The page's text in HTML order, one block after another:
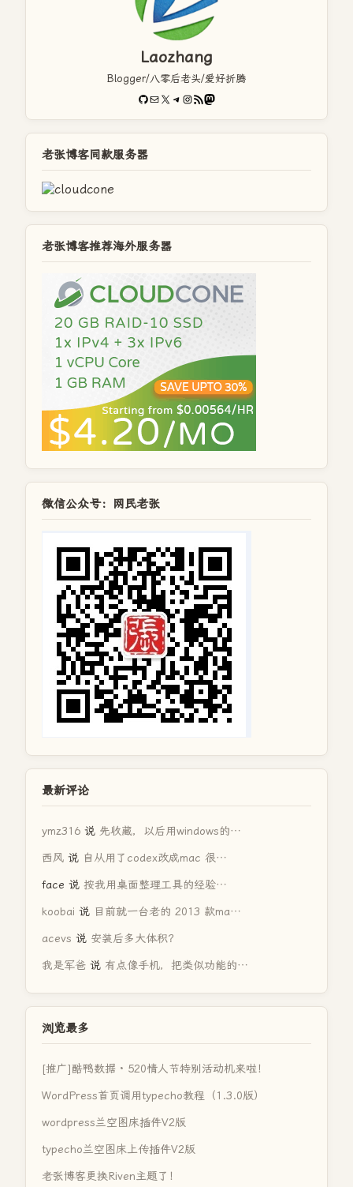
Laozhang
Blogger/八零后老头/爱好折腾
GitHub
电子邮件X Telegram
Instagram
RSS FeedMastodon
老张博客同款服务器
老张博客推荐海外服务器
微信公众号：网民老张
最新评论
ymz316 说 先收藏，以后用windows的…
西风 说 自从用了codex改成mac 很…
face 说 按我用桌面整理工具的经验…
koobai 说 目前就一台老的 2013 款ma…
acevs 说 安装后多大体积？
我是军爸 说 有点像手机，把类似功能的…
浏览最多
[推广]酷鸭数据 · 520情人节特别活动机来啦！
WordPress首页调用typecho教程（1.3.0版）
wordpress兰空图床插件V2版
typecho兰空图床上传插件V2版
老张博客更换Riven主题了！